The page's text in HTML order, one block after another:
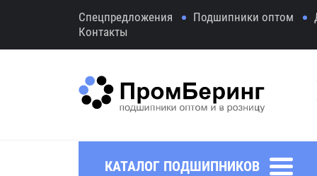
Спецпредложения Подшипники оптом
Контакты
КАТАЛОГ ПОДШИПНИКОВ